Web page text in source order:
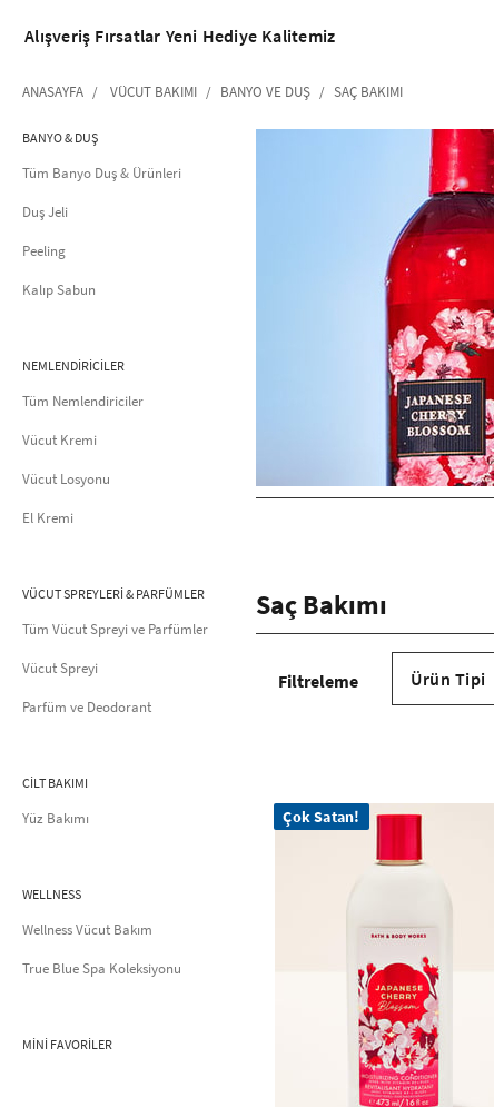
Alışveriş Fırsatlar Yeni Hediye Kalitemiz
ANASAYFA VÜCUT BAKIMI BANYO VE DUŞ SAÇ BAKIMI
BANYO & DUŞ
Tüm Banyo Duş & Ürünleri
Duş Jeli
Peeling
Kalıp Sabun
NEMLENDİRİCİLER
Tüm Nemlendiriciler
Vücut Kremi
Vücut Losyonu
El Kremi
VÜCUT SPREYLERİ & PARFÜMLER
Tüm Vücut Spreyi ve Parfümler
Vücut Spreyi
Parfüm ve Deodorant
CİLT BAKIMI
Yüz Bakımı
WELLNESS
Wellness Vücut Bakım
True Blue Spa Koleksiyonu
MINI FAVORILER
Saç Bakımı
Ürün Tipi
Çok Satan!